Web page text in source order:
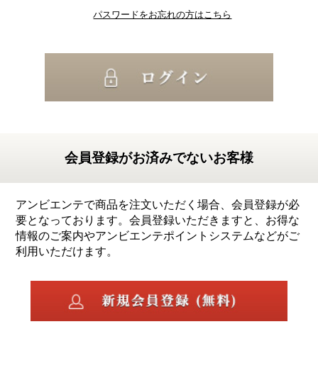
パスワードをお忘れの方はこちら
会員登録がお済みでないお客様
アンビエンテで商品を注文いただく場合、会員登録が必
要となっております。会員登録いただきますと、お得な
情報のご案内やアンビエンテポイントシステムなどがご
利用いただけます。